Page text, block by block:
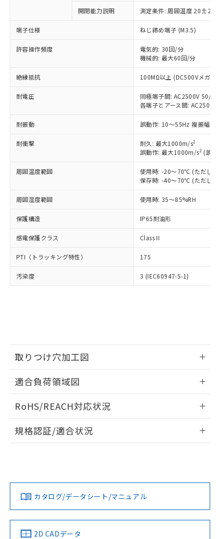
開閉能力説明 測定条件: 周囲温度 20±2℃
端子仕様 ねじ締め端子 (M3.5)
許容操作頻度
電気的: 30回/分
機械的: 最大60回/分
絶縁抵抗 100MΩ以上 (DC500Vメガ)
耐電圧
同極端子間: AC2500V 50/
各端子とアース間:
耐振動 誤動作: 10～55Hz 複振幅
耐衝撃 耐久: 最大1000m/s2
誤動作: 最大1000m/s2 (誤動
周囲温度範囲
使用時: -20～70℃ (ただし、
保存時: -40～70℃ (ただし、
周囲湿度範囲 使用時: 35～85%RH
保護構造 IP65耐油形
感電保護クラス Class II
PTI（トラッキング特性） 175
汚染度 3 (IEC60947-5-1)
取りつけ穴加工図
適合負荷領域図
RoHS/REACH対応状況
EU RoHS 注意事項・凡例
対応済み
中国 RoHS 注意事項・凡例
規格認証/適合状況
LR型式承認
（イギリス
船舶規格）
DNV型式承認
（ノルウェー
BV型式承認
（フランス
KR型式
（韓国
カタログ/データシート/マニュアル
2D CADデータ
以下の条件をお読みいただき、同意のうえ
ご利用ください。
本サービスは、当社制御機器事業取扱
商品の当社在庫状況および標準価格
(税抜)を提供させていただくもので
当社制御機器事業取扱商品の中には、
本サービスの対象外となる商品もある
在庫状況および標準価格照会結果は、
記載している更新日時点での社内デー
タに基づき作成されるものであり、閲
覧された時点での実際の在庫および標
準価格とは異なる場合があることをご
正式な納期状況および標準価格はお客
様のお取引先、またはお客様担当のオ
ムロン制御機器販売店・当社販売員に
オムロン制御機器販売店や当社販売拠
」をご確認
在庫状況および標準価格結果を当社の
事前の承諾なく第三者に漏洩または開
示しないようお願いします。
マイパーツ機能（部品リスト作成サー
ビス）をご利用いただくには、I-Web
品・サービスに関するお客様との取
引・商談に必要な範囲で利用すること
をご了承ください。
の共同利用に関して"
用者の範囲」に記載されている法人を
指します。
非含有に非対応の商品で、対応品を出す予
調査・確認中：EU RoHS指令（10物質）の
非含有の対応状況を調査中または確認中の
商品です。
非該当品：ライセンス料など無形物で、有
害物質有無と関係のない商品です。
仕入先様の事情により、非含有部品として
いたものが、含有品と判明した場合などや
むを得ず変更することがあります。
鉛(Pb) 1000ppm以下、 水銀(Hg) 1000ppm以下、 カド
六価クロム(Cr(Ⅵ)) 1000ppm以下、ポリ臭化ビフェニル
類(PBB) 1000ppm以下、ポリ臭化ジフェニルエーテル類
(PBDE) 1000ppm以下、フタル酸ビス(2-エチルヘキシ
ル) (DEHP)(別名：DOP) 1000ppm以下、フタル酸ブチ
ルベンジル（BBP） 1000ppm以下、フタル酸ジブチル
（DBP） 1000ppm以下、フタル酸ジイソブチル
適用除外項目は除く。
フタル酸エステル類の４物質については閾値を超える意
図的な使用がないことを確認しています。
部品在庫の切り替え状況などにより、予定
EU RoHS指令（10物質）の非含有証明書
51物質の非含有証明書（当社基準）
るもので、過去に遡って非含有を証明する
ものではありません。
また、RoHS指令のフタル酸エステル類４
物質の対応では、対応完了までの期間は出
荷製品に未対応品が混在することから備考
り、2022年1月12日より割愛しておりま
す。
「○」：最大均質材料含有率が中国RoHSの
基準値以下であることを示します。
「×」：最大均質材料含有率が中国RoHSの
基準値を超えていることを示します。
「－」：未確認です。当社販売部門へお問
*中国RoHS10物質の基準値 (GB/T26572)：
Pb(鉛) :1000ppm、 Hg(水銀) : 1000ppm、 Cd(カドミウ
Cr(Ⅵ)(六価クロム) : 1000ppm、 PBBs(ポリ臭化ビフェ
DBP(フタル酸ジブチル) : 1000ppm、 DIBP(フタル酸ジ
イソブチル) : 1000ppm、 BBP(フタル酸ブチルベンジ
DEHP(フタル酸ビス(2-エチルヘキシル)) : 1000ppm
※2 環境保護使用期限
「ｅ」：有害物質（10物質）のすべてが基
準値以下であることを示します。
「10」：通常の使用状況下において有害物
質が外部に漏えいし、環境に深刻な影響を
及ぼさない年数を意味します。
当社は、これら貴社製品のうち、外国
為替および外国貿易法に定める商品
（以下｢規制貨物等」という）を輸出
または国外への提供する場合は、日本
国政府の輸出許可(または役務取引許
可)を取得するなどの必要な手続きを
当社は規制貨物を破棄する場合は、完
全に破砕するなど、違法に輸出されな
いよう必要な手段を講じます。
当社は貴社製品を、核兵器、ミサイ
ル、化学兵器、生物兵器またはその他
武器並びにこれらの製造装置等に一切
当社は、貴社製品を第三者に販売する
場合は、上記1、2および3の内容を当
該第三者に通知します。また当社は、
販売先および販売に係わる関係者が違
法に輸出するおそれがある場合は、取
り引きをいたしません。
一定数以上の在庫あり
一定数には満たないが在庫あり
在庫なし(最新の在庫状況につ
いては、お客様のお取引先、ま
たはお客様担当のオムロン制御
機器販売店・当社販売員にご確
受注生産機種、また在庫状況の
情報を公開していない機種